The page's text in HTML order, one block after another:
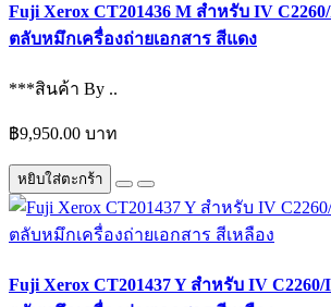
Fuji Xerox CT201436 M สำหรับ IV
ตลับหมึกเครื่องถ่ายเอกสาร สีแดง
***สินค้า By ..
฿9,950.00 บาท
หยิบใส่ตะกร้า
Fuji Xerox CT201437 Y สำหรับ IV C2260/